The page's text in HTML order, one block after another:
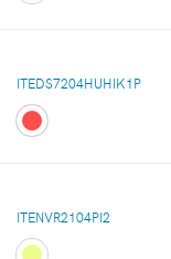
ITEDS7204HUHIK1P
ITENVR2104PI2